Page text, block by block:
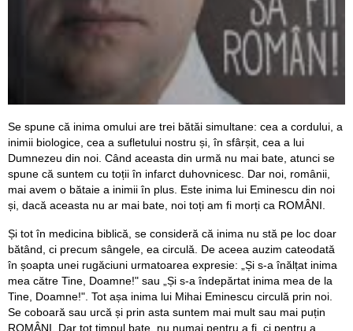
Se spune că inima omului are trei bătăi simultane: cea a cordului, a
inimii biologice, cea a sufletului nostru și, în sfârșit, cea a lui
Dumnezeu din noi. Când aceasta din urmă nu mai bate, atunci se
spune că suntem cu toții în infarct duhovnicesc. Dar noi, românii,
mai avem o bătaie a inimii în plus. Este inima lui Eminescu din noi
și, dacă aceasta nu ar mai bate, noi toți am fi morți ca ROMÂNI.
Și tot în medicina biblică, se consideră că inima nu stă pe loc doar
bătând, ci precum sângele, ea circulă. De aceea auzim cateodată
în șoapta unei rugăciuni urmatoarea expresie: „Și s-a înălțat inima
mea către Tine, Doamne!" sau „Și s-a îndepărtat inima mea de la
Tine, Doamne!". Tot așa inima lui Mihai Eminescu circulă prin noi.
Se coboară sau urcă și prin asta suntem mai mult sau mai puțin
ROMÂNI. Dar tot timpul bate, nu numai pentru a fi, ci pentru a